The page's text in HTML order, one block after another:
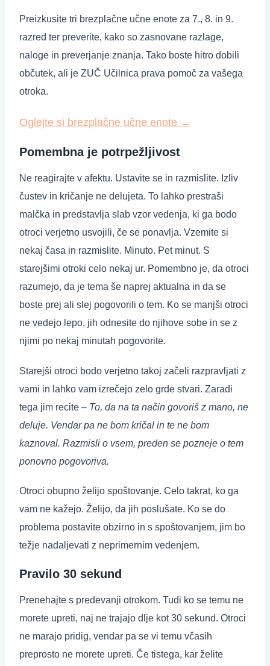
Preizkusite tri brezplačne učne enote za 7., 8. in 9.
razred ter preverite, kako so zasnovane razlage,
naloge in preverjanje znanja. Tako boste hitro dobili
občutek, ali je ZUČ Učilnica prava pomoč za vašega
otroka.
Oglejte si brezplačne učne enote →
Pomembna je potrpežljivost
Ne reagirajte v afektu. Ustavite se in razmislite. Izliv
čustev in kričanje ne delujeta. To lahko prestraši
malčka in predstavlja slab vzor vedenja, ki ga bodo
otroci verjetno usvojili, če se ponavlja. Vzemite si
nekaj časa in razmislite. Minuto. Pet minut. S
starejšimi otroki celo nekaj ur. Pomembno je, da otroci
razumejo, da je tema še naprej aktualna in da se
boste prej ali slej pogovorili o tem. Ko se manjši otroci
ne vedejo lepo, jih odnesite do njihove sobe in se z
njimi po nekaj minutah pogovorite.
Starejši otroci bodo verjetno takoj začeli razpravljati z
vami in lahko vam izrečejo zelo grde stvari. Zaradi
tega jim recite – To, da na ta način govoriš z mano, ne
deluje. Vendar pa ne bom kričal in te ne bom
kaznoval. Razmisli o vsem, preden se pozneje o tem
ponovno pogovoriva.
Otroci obupno želijo spoštovanje. Celo takrat, ko ga
vam ne kažejo. Želijo, da jih poslušate. Ko se do
problema postavite obzirno in s spoštovanjem, jim bo
težje nadaljevati z neprimernim vedenjem.
Pravilo 30 sekund
Prenehajte s predevanji otrokom. Tudi ko se temu ne
morete upreti, naj ne trajajo dlje kot 30 sekund. Otroci
ne marajo pridig, vendar pa se vi temu včasih
preprosto ne morete upreti. Če tistega, kar želite